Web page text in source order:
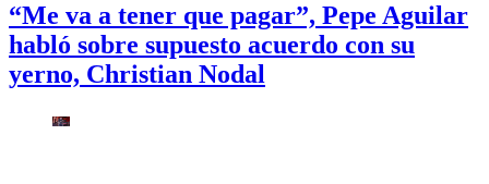
“Me va a tener que pagar”, Pepe Aguilar
habló sobre supuesto acuerdo con su
yerno, Christian Nodal